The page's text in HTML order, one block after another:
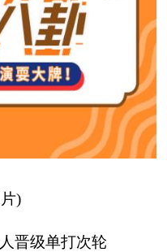
)
晋级单打次轮